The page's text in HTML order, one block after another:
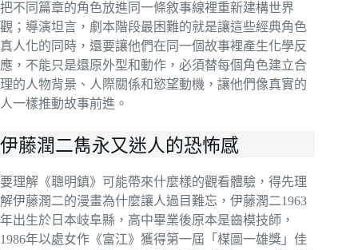
把不同篇章的角色放進同一條敘事線裡重新建構世界
觀；導演坦言，劇本階段最困難的就是讓這些經典角色
真人化的同時，還要讓他們在同一個故事裡產生化學反
應，不能只是還原外型和動作，必須替每個角色建立合
理的人物背景、人際關係和慾望動機，讓他們像真實的
人一樣推動故事前進。
伊藤潤二雋永又迷人的恐怖感
要理解《聰明鎮》可能帶來什麼樣的觀看體驗，得先理
解伊藤潤二的漫畫為什麼讓人過目難忘，伊藤潤二1963
年出生於日本岐阜縣，高中畢業後原本是齒模技師，
1986年以處女作《富江》獲得第一屆「楳圖一雄獎」佳